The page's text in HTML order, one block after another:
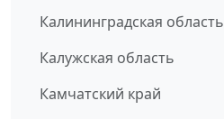
Калининградская область
Калужская область
Камчатский край